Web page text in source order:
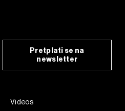
Pretplati se na
newsletter
Videos